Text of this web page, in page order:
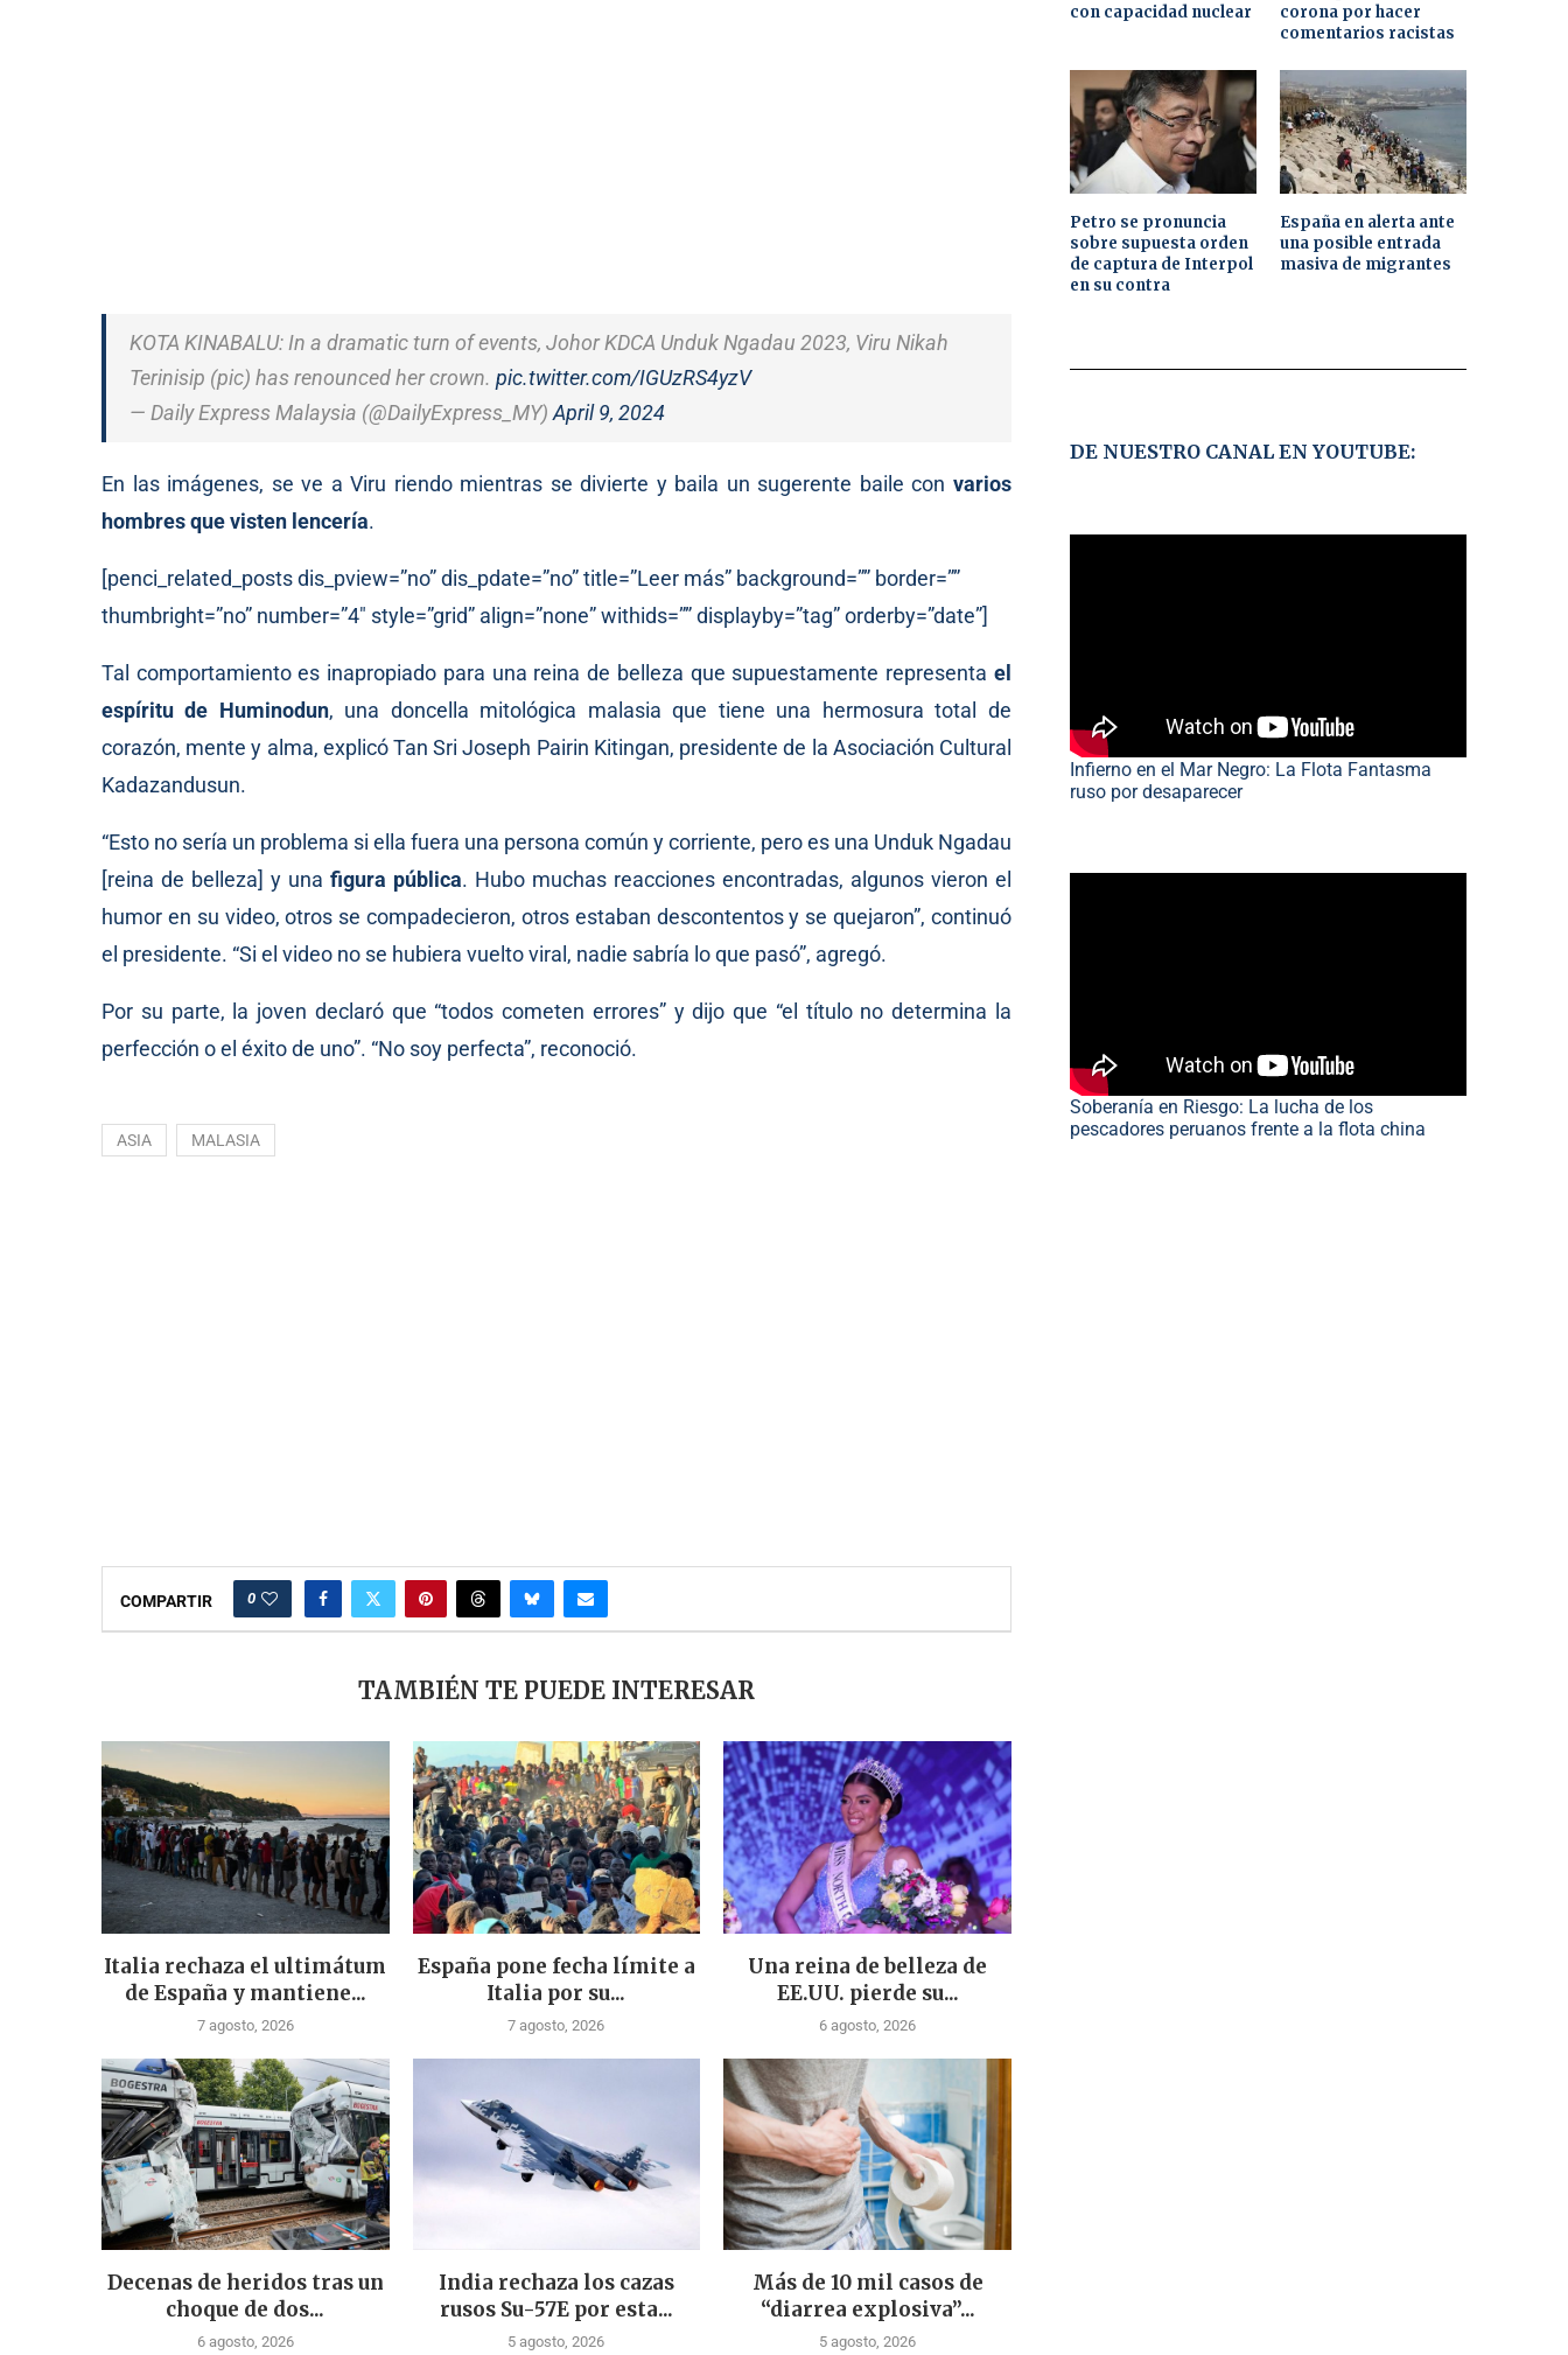
KOTA KINABALU: In a dramatic turn of events, Johor KDCA Unduk Ngadau 2023, Viru Nikah
Terinisip (pic) has renounced her crown. pic.twitter.com/IGUzRS4yzV
— Daily Express Malaysia (@DailyExpress_MY)April 9, 2024
En las imágenes, se ve a Viru riendo mientras se divierte y baila un sugerente baile con varios
hombres que visten lencería.
[penci_related_posts dis_pview=”no” dis_pdate=”no” title=”Leer más” background=”” border=””
thumbright=”no” number=”4″ style=”grid” align=”none” withids=”” displayby=”tag” orderby=”date”]
Tal comportamiento es inapropiado para una reina de belleza que supuestamente representa el
espíritu de Huminodun, una doncella mitológica malasia que tiene una hermosura total de
corazón, mente y alma, explicó Tan Sri Joseph Pairin Kitingan, presidente de la Asociación Cultural
Kadazandusun.
“Esto no sería un problema si ella fuera una persona común y corriente, pero es una Unduk Ngadau
[reina de belleza] y una figura pública. Hubo muchas reacciones encontradas, algunos vieron el
humor en su video, otros se compadecieron, otros estaban descontentos y se quejaron”, continuó
el presidente. “Si el video no se hubiera vuelto viral, nadie sabría lo que pasó”, agregó.
Por su parte, la joven declaró que “todos cometen errores” y dijo que “el título no determina la
perfección o el éxito de uno”. “No soy perfecta”, reconoció.
ASIA MALASIA
COMPARTIR 0
TAMBIÉN TE PUEDE INTERESAR
Italia rechaza el ultimátum
de España y mantiene...
7 agosto, 2026
España pone fecha límite a
Italia por su...
7 agosto, 2026
Una reina de belleza de
EE.UU. pierde su...
6 agosto, 2026
Decenas de heridos tras un
choque de dos...
6 agosto, 2026
India rechaza los cazas
rusos Su-57E por esta...
5 agosto, 2026
Más de 10 mil casos de
“diarrea explosiva”...
5 agosto, 2026
con capacidad nuclear
corona por hacer
comentarios racistas
Petro se pronuncia
sobre supuesta orden
de captura de Interpol
en su contra
España en alerta ante
una posible entrada
masiva de migrantes
DE NUESTRO CANAL EN YOUTUBE:
Infierno en el Mar Negro: La Flota Fantasma
ruso por desaparecer
Soberanía en Riesgo: La lucha de los
pescadores peruanos frente a la flota china